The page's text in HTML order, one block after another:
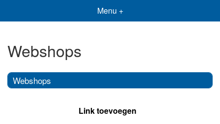
Menu +
Webshops
Webshops
Link toevoegen